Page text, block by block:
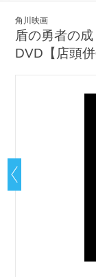
角川映画
盾の勇者の
DVD【店頭併